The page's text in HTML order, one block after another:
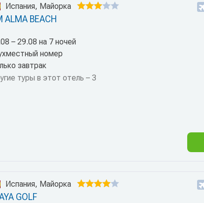
Испания, Майорка
ALMA BEACH
– 29.08 на 7 ночей
номер
завтрак
туры в этот отель – 3
Испания, Майорка
GOLF